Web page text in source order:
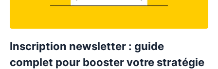
Inscription newsletter : guide
complet pour booster votre stratégie